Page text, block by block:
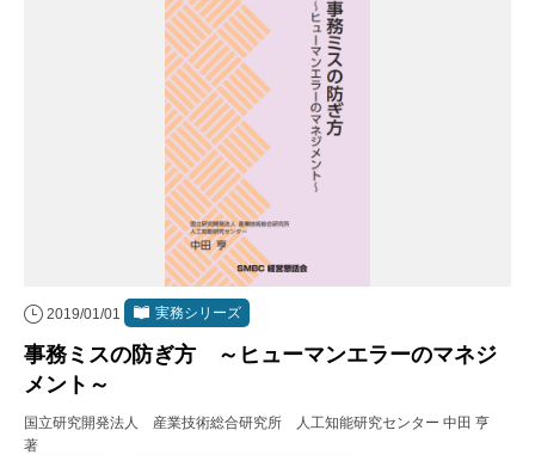
2019/01/01 実務シリーズ
事務ミスの防ぎ方 ～ヒューマンエラーのマネジ
メント～
国立研究開発法人 産業技術総合研究所 人工知能研究センター 中田 亨
著